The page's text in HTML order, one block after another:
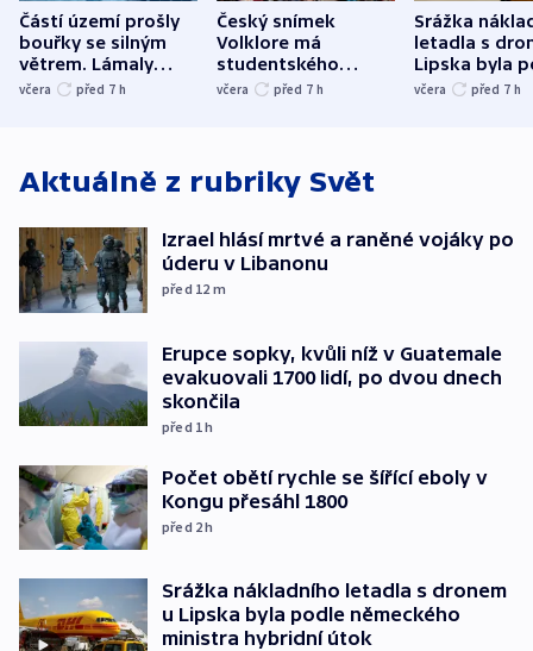
Částí území prošly
bouřky se silným
větrem. Lámaly
stromy a poničily
včera před 7 h
Český snímek
Volklore má
studentského
Oscara, zabojuje o
včera před 7 h
Srážka
letadla s
Lipska byla
německého
včera před 7 h
Aktuálně z rubriky Svět
Izrael hlásí mrtvé a raněné vojáky po
úderu v Libanonu
před 12 m
Erupce sopky, kvůli níž v Guatemale
evakuovali 1700 lidí, po dvou dnech
skončila
před 1h
Počet obětí rychle se šířící eboly v
Kongu přesáhl 1800
před 2h
Srážka nákladního letadla s dronem
u Lipska byla podle německého
ministra hybridní útok